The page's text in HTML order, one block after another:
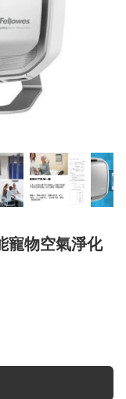
寵物空氣淨化